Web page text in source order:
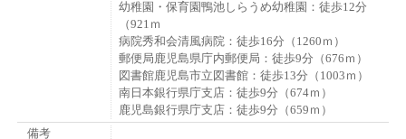
幼稚園・保育園鴨池しらうめ幼稚園：徒歩12分
（921ｍ
病院秀和会清風病院：徒歩16分（1260ｍ）
郵便局鹿児島県庁内郵便局：徒歩9分（676ｍ）
図書館鹿児島市立図書館：徒歩13分（1003ｍ）
南日本銀行県庁支店：徒歩9分（674ｍ）
鹿児島銀行県庁支店：徒歩9分（659ｍ）
備考